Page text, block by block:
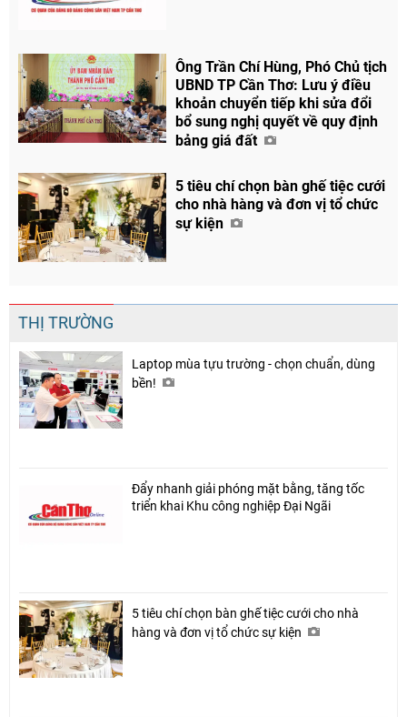
Ông Trần Chí Hùng, Phó Chủ tịch
UBND TP Cần Thơ: Lưu ý điều
khoản chuyển tiếp khi sửa đổi
bổ sung nghị quyết về quy định
bảng giá đất
5 tiêu chí chọn bàn ghế tiệc cưới
cho nhà hàng và đơn vị tổ chức
sự kiện
THỊ TRƯỜNG
Laptop mùa tựu trường - chọn chuẩn, dùng
bền!
Đẩy nhanh giải phóng mặt bằng, tăng tốc
triển khai Khu công nghiệp Đại Ngãi
5 tiêu chí chọn bàn ghế tiệc cưới cho nhà
hàng và đơn vị tổ chức sự kiện